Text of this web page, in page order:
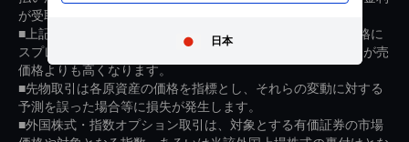
日本
が受取りから支払いに転じたりすることがあります。
■上記全ての取引においては、当社が提示する売価格と買価格に
スプレッド（価格差）があり、お客様から見た買価格のほうが売
価格よりも高くなります。
■先物取引は各原資産の価格を指標とし、それらの変動に対する
予測を誤った場合等に損失が発生します。
■外国株式・指数オプション取引は、対象とする有価証券の市場